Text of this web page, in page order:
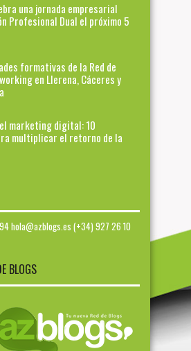
una jornada empresarial
Profesional Dual el próximo 5
formativas de la Red de
en Llerena, Cáceres y
marketing digital: 10
multiplicar el retorno de la
hola@azblogs.es (+34) 927 26 10
BLOGS